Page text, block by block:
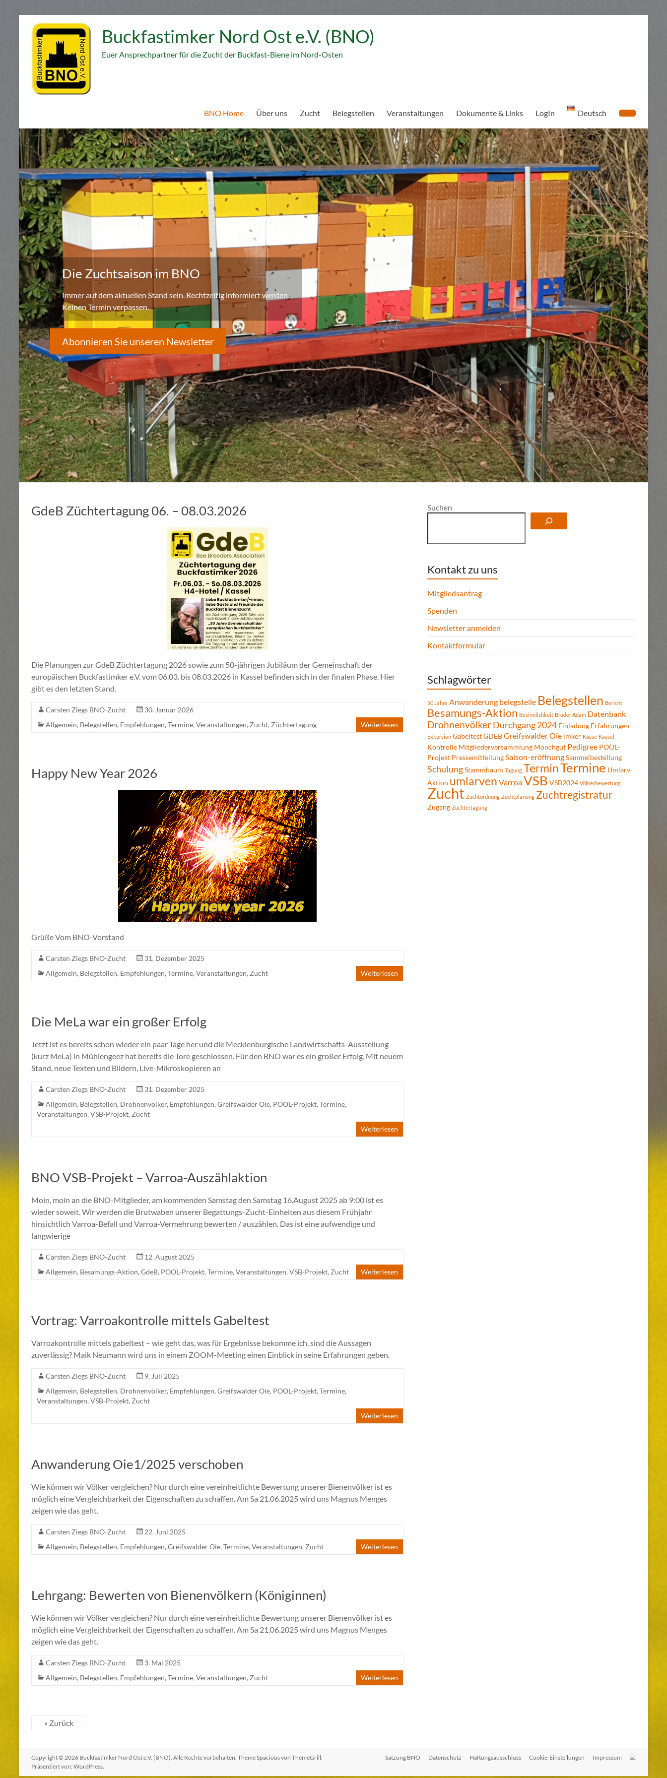
Inhalt
springen
Buckfastimker Nord Ost e.V. (BNO)
Euer Ansprechpartner für die Zucht der Buckfast-Biene im Nord-Osten
BNO Home Über uns Zucht Belegstellen Veranstaltungen Dokumente & Links LogIn Deutsch
Die Zuchtsaison im BNO
Immer auf dem aktuellen Stand sein. Rechtzeitig informiert werden.
Keinen Termin verpassen.
Abonnieren Sie unseren Newsletter
GdeB Züchtertagung 06. – 08.03.2026
Die Planungen zur GdeB Züchtertagung 2026 sowie zum 50-jährigen Jubiläum der Gemeinschaft der
europäischen Buckfastimker e.V. vom 06.03. bis 08.03.2026 in Kassel befinden sich in der finalen Phase. Hier
gibt es den letzten Stand.
Carsten Ziegs BNO-Zucht
30. Januar 2026
Allgemein, Belegstellen, Empfehlungen, Termine, Veranstaltungen, Zucht, Züchtertagung Weiterlesen
Happy New Year 2026
Grüße Vom BNO-Vorstand
Carsten Ziegs BNO-Zucht
31. Dezember 2025
Allgemein, Belegstellen, Empfehlungen, Termine, Veranstaltungen, Zucht Weiterlesen
Die MeLa war ein großer Erfolg
Jetzt ist es bereits schon wieder ein paar Tage her und die Mecklenburgische Landwirtschafts-Ausstellung
(kurz MeLa) in Mühlengeez hat bereits die Tore geschlossen. Für den BNO war es ein großer Erfolg. Mit neuem
Stand, neue Texten und Bildern, Live-Mikroskopieren an
Carsten Ziegs BNO-Zucht
31. Dezember 2025
Allgemein, Belegstellen, Drohnenvölker, Empfehlungen, Greifswalder Oie, POOL-Projekt, Termine,
Veranstaltungen, VSB-Projekt, Zucht
Weiterlesen
BNO VSB-Projekt – Varroa-Auszählaktion
Moin, moin an die BNO-Mitglieder, am kommenden Samstag den Samstag 16.August 2025 ab 9:00 ist es
wieder soweit. Wir werden die Brutwaben unserer Begattungs-Zucht-Einheiten aus diesem Frühjahr
hinsichtlich Varroa-Befall und Varroa-Vermehrung bewerten / auszählen. Das ist eine aufwendige und
langwierige
Carsten Ziegs BNO-Zucht
12. August 2025
Allgemein, Besamungs-Aktion, GdeB, POOL-Projekt, Termine, Veranstaltungen, VSB-Projekt, Zucht Weiterlesen
Vortrag: Varroakontrolle mittels Gabeltest
Varroakontrolle mittels gabeltest – wie geht das, was für Ergebnisse bekomme ich, sind die Aussagen
zuverlässig? Maik Neumann wird uns in einem ZOOM-Meeting einen Einblick in seine Erfahrungen geben.
Carsten Ziegs BNO-Zucht
9. Juli 2025
Allgemein, Belegstellen, Drohnenvölker, Empfehlungen, Greifswalder Oie, POOL-Projekt, Termine,
Veranstaltungen, VSB-Projekt, Zucht
Weiterlesen
Anwanderung Oie1/2025 verschoben
Wie können wir Völker vergleichen? Nur durch eine vereinheitlichte Bewertung unserer Bienenvölker ist es
möglich eine Vergleichbarkeit der Eigenschaften zu schaffen. Am Sa 21.06.2025 wird uns Magnus Menges
zeigen wie das geht.
Carsten Ziegs BNO-Zucht
22. Juni 2025
Allgemein, Belegstellen, Empfehlungen, Greifswalder Oie, Termine, Veranstaltungen, Zucht Weiterlesen
Lehrgang: Bewerten von Bienenvölkern (Königinnen)
Wie können wir Völker vergleichen? Nur durch eine vereinheitlichte Bewertung unserer Bienenvölker ist es
möglich eine Vergleichbarkeit der Eigenschaften zu schaffen. Am Sa 21.06.2025 wird uns Magnus Menges
zeigen wie das geht.
Carsten Ziegs BNO-Zucht
3. Mai 2025
Allgemein, Belegstellen, Empfehlungen, Termine, Veranstaltungen, Zucht Weiterlesen
« Zurück
Suchen
Kontakt zu uns
Mitgliedsantrag
Spenden
Newsletter anmelden
Kontaktformular
Schlagwörter
50 Jahre Anwanderung belegstelle Belegstellen Bericht
Besamungs-Aktion Besinnlichkeit Bruder Adam Datenbank
DrohnenvölkerDurchgang 2024 Einladung Erfahrungen
Exkursion GabeltestGDEBGreifswalder Oie imker Kasse Kassel
Kontrolle Mitgliederversammlung Mönchgut Pedigree POOL-
Projekt PressemitteilungSaison-eröffnungSammelbestellung
SchulungStammbaum Tagung TerminTermine Umlarv-
Aktion umlarven VarroaVSB VSB2024 Völkerbewertung
Zucht Zuchtordnung Zuchtplanung Zuchtregistratur
Zugang Züchtertagung
Copyright © 2026 Buckfastimker Nord Ost e.V. (BNO). Alle Rechte vorbehalten. ThemeSpaciousvon ThemeGrill.
Präsentiert von: WordPress.
Satzung BNO Datenschutz Haftungsausschluss Cookie-Einstellungen Impressum 💻